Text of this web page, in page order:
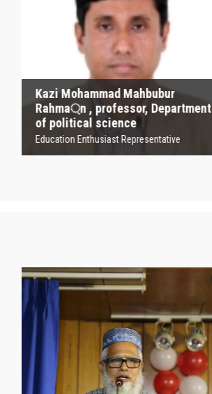
Kazi Mohammad Mahbubur
Rahma্‌n , professor, Department
of political science
Education Enthusiast Representative
Kazi Mohammad
Mahbubur Rahma্‌n ,
professor, Department
of political science
Education Enthusiast Representative
নবীনবরণ - ২০২৫